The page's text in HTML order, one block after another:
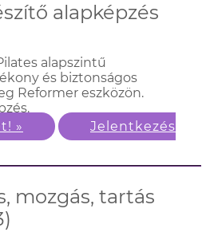
alapképzés
alapszintű
és biztonságos
Reformer eszközön.
»
Jelentkezés
mozgás, tartás